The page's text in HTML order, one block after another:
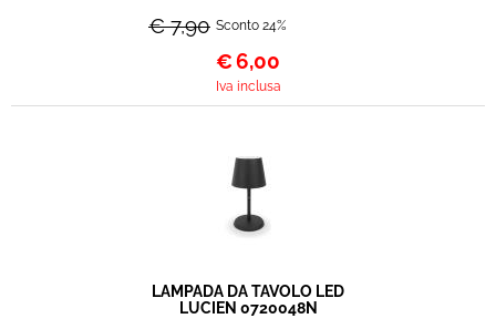
€ 7,90 Sconto 24%
€6,00
Iva inclusa
LAMPADA DA TAVOLO LED
LUCIEN 0720048N